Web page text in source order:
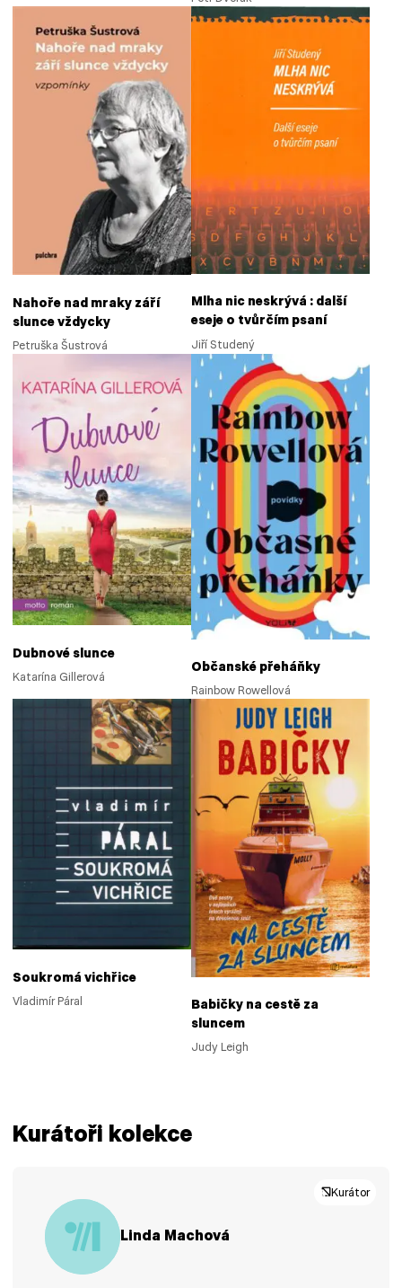
Nahoře nad mraky září
slunce vždycky
Petruška Šustrová
Mlha nic neskrývá : další
eseje o tvůrčím psaní
Jiří Studený
Dubnové slunce
Katarína Gillerová
Občanské přeháňky
Rainbow Rowellová
Soukromá vichřice
Vladimír Páral
Babičky na cestě za
sluncem
Judy Leigh
Kurátoři kolekce
Kurátor
Linda Machová